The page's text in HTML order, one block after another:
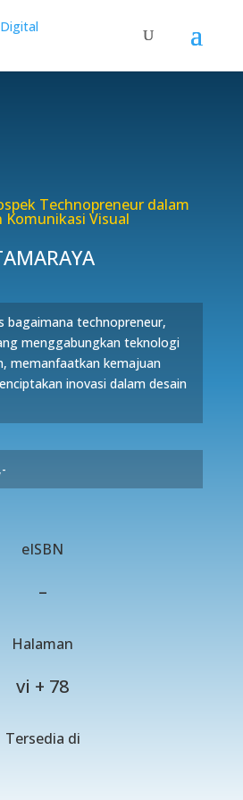
Technopreneur dalam
Komunikasi Visual
bagaimana technopreneur,
menggabungkan teknologi
memanfaatkan kemajuan
inovasi dalam desain
eISBN
–
Halaman
vi + 78
Tersedia di